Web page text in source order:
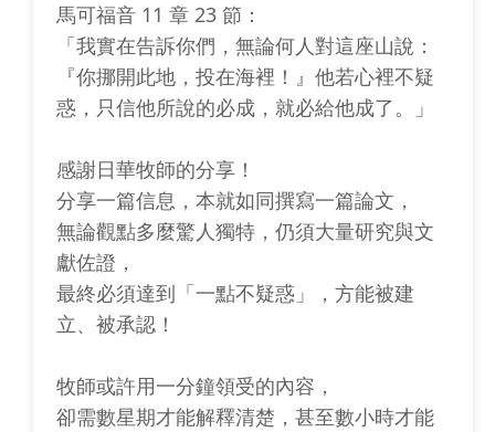
馬可福音 11 章 23 節：
「我實在告訴你們，無論何人對這座山說：
『你挪開此地，投在海裡！』他若心裡不疑
惑，只信他所說的必成，就必給他成了。」
感謝日華牧師的分享！
分享一篇信息，本就如同撰寫一篇論文，
無論觀點多麼驚人獨特，仍須大量研究與文
獻佐證，
最終必須達到「一點不疑惑」，方能被建
立、被承認！
牧師或許用一分鐘領受的內容，
卻需數星期才能解釋清楚，甚至數小時才能